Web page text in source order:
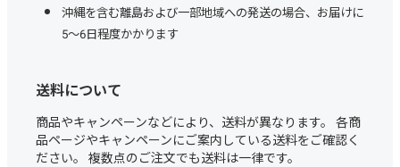
沖縄を含む離島および一部地域への発送の場合、お届けに
5～6日程度かかります
送料について
商品やキャンペーンなどにより、送料が異なります。 各商
品ページやキャンペーンにご案内している送料をご確認く
ださい。 複数点のご注文でも送料は一律です。